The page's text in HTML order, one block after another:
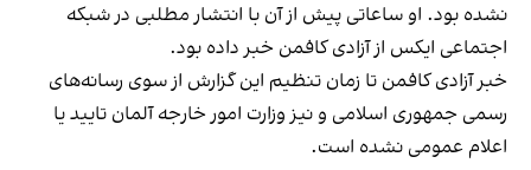
نشده بود. او ساعاتی پیش از آن با انتشار مطلبی در شبکه
اجتماعی ایکس از آزادی کافمن خبر داده بود.
خبر آزادی کافمن تا زمان تنظیم این گزارش از سوی رسانه‌های
رسمی جمهوری اسلامی و نیز وزارت امور خارجه آلمان تایید یا
اعلام عمومی نشده است.